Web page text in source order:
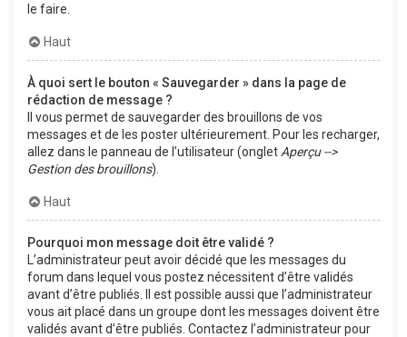
le faire.
Haut
À quoi sert le bouton « Sauvegarder » dans la page de
rédaction de message ?
Il vous permet de sauvegarder des brouillons de vos
messages et de les poster ultérieurement. Pour les recharger,
allez dans le panneau de l’utilisateur (onglet Aperçu -->
Gestion des brouillons).
Haut
Pourquoi mon message doit être validé ?
L’administrateur peut avoir décidé que les messages du
forum dans lequel vous postez nécessitent d’être validés
avant d’être publiés. Il est possible aussi que l’administrateur
vous ait placé dans un groupe dont les messages doivent être
validés avant d’être publiés. Contactez l’administrateur pour